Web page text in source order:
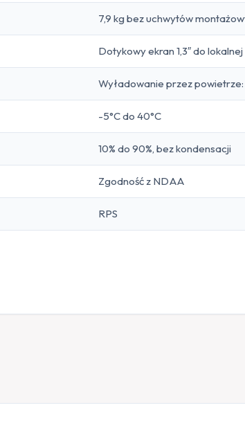
7,9 kg bez uchwytów
Dotykowy ekran 1,3″ do
Wyładowanie przez
-5°C do 40°C
10% do 90%, bez kondensacji
Zgodność z NDAA
RPS